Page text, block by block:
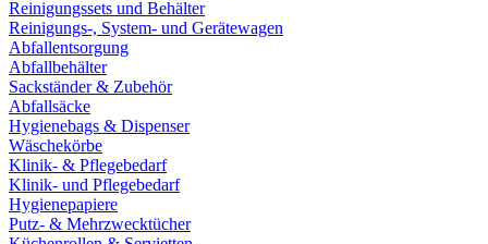
Reinigungssets und Behälter
Reinigungs-, System- und Gerätewagen
Abfallentsorgung
Abfallbehälter
Sackständer & Zubehör
Abfallsäcke
Hygienebags & Dispenser
Wäschekörbe
Klinik- & Pflegebedarf
Klinik- und Pflegebedarf
Hygienepapiere
Putz- & Mehrzwecktücher